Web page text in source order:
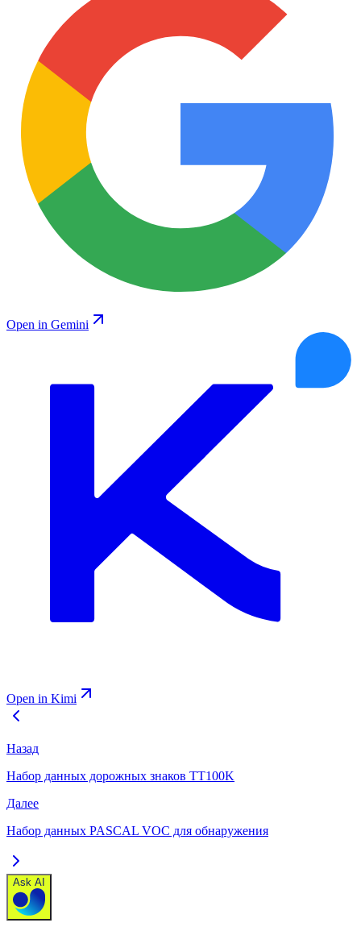
Open in Gemini
Open in Kimi
Назад
Набор данных дорожных знаков TT100K
Далее
Набор данных PASCAL VOC для обнаружения
Ask AI